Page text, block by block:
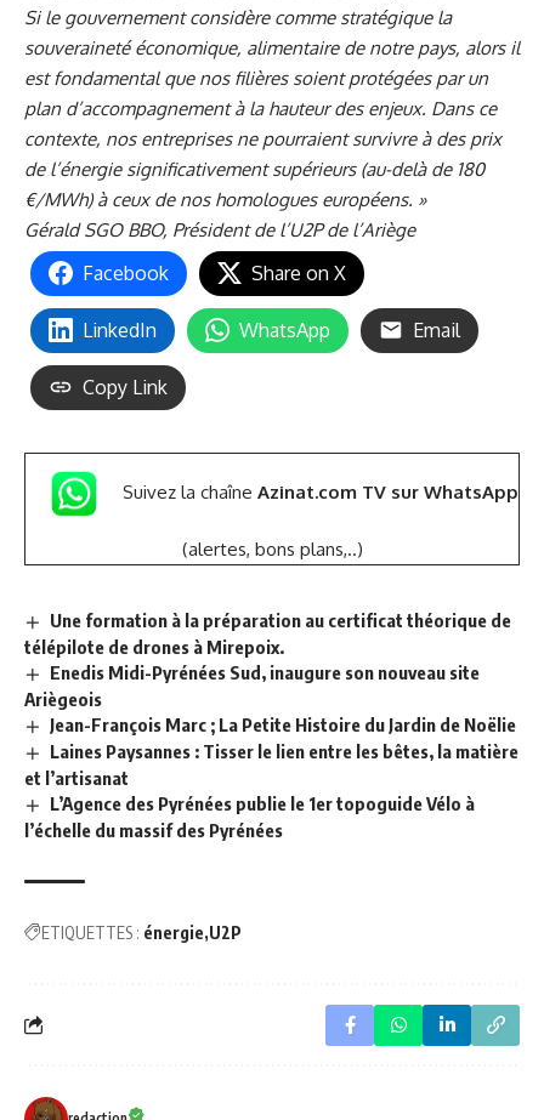
Si le gouvernement considère comme stratégique la
souveraineté économique, alimentaire de notre pays, alors il
est fondamental que nos filières soient protégées par un
plan d’accompagnement à la hauteur des enjeux. Dans ce
contexte, nos entreprises ne pourraient survivre à des prix
de l’énergie significativement supérieurs (au-delà de 180
€/MWh) à ceux de nos homologues européens. »
Gérald SGO BBO, Président de l’U2P de l’Ariège
Facebook Share on X
LinkedIn WhatsApp Email
Copy Link
Suivez la chaîne Azinat.com TV sur WhatsApp
(alertes, bons plans,..)
Une formation à la préparation au certificat théorique de
télépilote de drones à Mirepoix.
Enedis Midi-Pyrénées Sud, inaugure son nouveau site
Ariègeois
Jean-François Marc ; La Petite Histoire du Jardin de Noëlie
Laines Paysannes : Tisser le lien entre les bêtes, la matière
et l’artisanat
L’Agence des Pyrénées publie le 1er topoguide Vélo à
l’échelle du massif des Pyrénées
ETIQUETTES : énergie U2P